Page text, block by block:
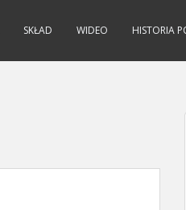
SKŁAD WIDEO HISTORIA